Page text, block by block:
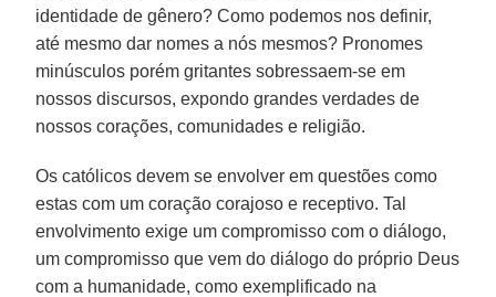
identidade de gênero? Como podemos nos definir,
até mesmo dar nomes a nós mesmos? Pronomes
minúsculos porém gritantes sobressaem-se em
nossos discursos, expondo grandes verdades de
nossos corações, comunidades e religião.
Os católicos devem se envolver em questões como
estas com um coração corajoso e receptivo. Tal
envolvimento exige um compromisso com o diálogo,
um compromisso que vem do diálogo do próprio Deus
com a humanidade, como exemplificado na